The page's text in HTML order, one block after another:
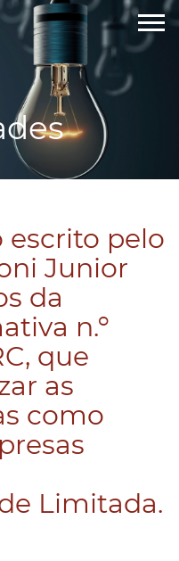
pelo
Junior
da
n.º
que
as
como
Limitada.